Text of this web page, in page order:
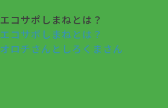
エコサポしまねとは？
エコサポしまねとは？
オロチさんとしろくまさん